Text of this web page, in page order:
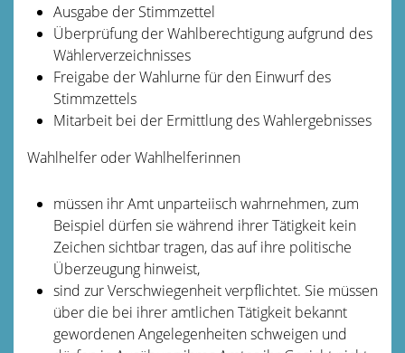
Ausgabe der Stimmzettel
Überprüfung der Wahlberechtigung aufgrund des
Wählerverzeichnisses
Freigabe der Wahlurne für den Einwurf des
Stimmzettels
Mitarbeit bei der Ermittlung des Wahlergebnisses
Wahlhelfer oder Wahlhelferinnen
müssen ihr Amt unparteiisch wahrnehmen,zum
Beispiel dürfen sie während ihrer Tätigkeit kein
Zeichen sichtbar tragen, das auf ihre politische
Überzeugung hinweist,
sind zur Verschwiegenheit verpflichtet. Sie müssen
über die bei ihrer amtlichen Tätigkeit bekannt
gewordenen Angelegenheiten schweigen und